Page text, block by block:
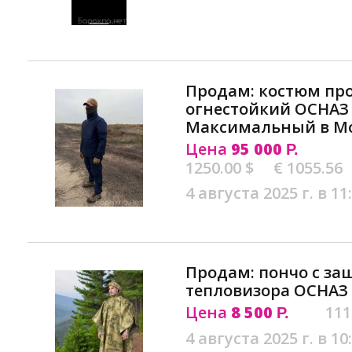
Продам: костюм
огнестойкий
Максимальный в
Цена 95 000 Р.
1250.00 $
€ 1055.56
4 августа 2025 г. в
Продам: пончо с
тепловизора
Цена 8 500 Р.
4 августа 2025 г. в